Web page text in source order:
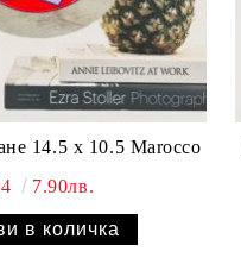
14.5 х 10.5 Marocco
7.90лв.